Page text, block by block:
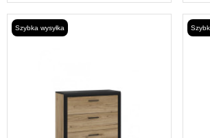
Szybka wysyłka